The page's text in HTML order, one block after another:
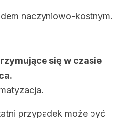
naczyniowo-kostnym.
się w czasie
przypadek może być